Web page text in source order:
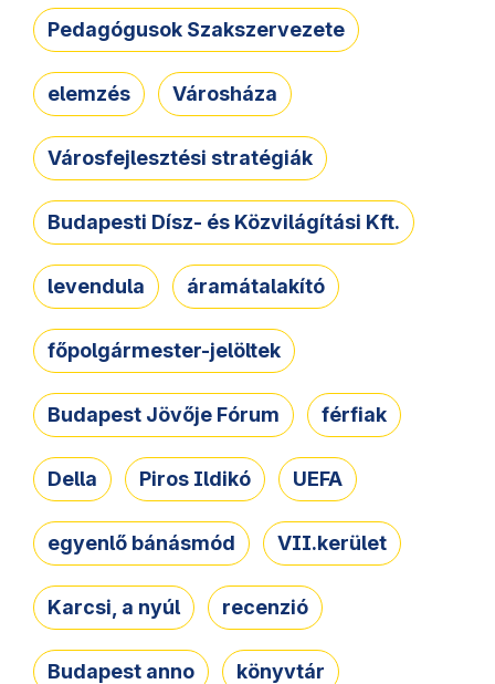
Pedagógusok Szakszervezete
elemzés Városháza
Városfejlesztési stratégiák
Budapesti Dísz- és Közvilágítási Kft.
levendula áramátalakító
főpolgármester-jelöltek
Budapest Jövője Fórum férfiak
Della Piros Ildikó UEFA
egyenlő bánásmód VII.kerület
Karcsi, a nyúl recenzió
Budapest anno könyvtár